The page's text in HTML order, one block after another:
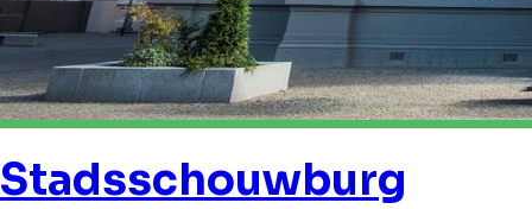
Stadsschouwburg